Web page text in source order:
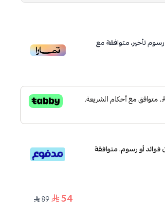
تأخير، متوافقة مع
4 وحتى 6 دفعات، بدون فوائد أو رسوم. متوافقة
54
89